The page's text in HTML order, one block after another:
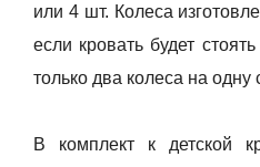
или 4 шт. Колеса
если кровать будет
только два колеса на одну
В комплект к детской